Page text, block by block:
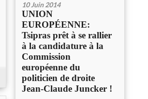
10 Juin 2014
UNION
EUROPÉENNE:
Tsipras prêt à se rallier
à la candidature à la
Commission
européenne du
politicien de droite
Jean-Claude Juncker !